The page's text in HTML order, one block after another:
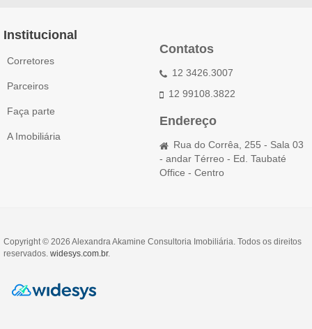
Institucional
Corretores
Parceiros
Faça parte
A Imobiliária
Contatos
12 3426.3007
12 99108.3822
Endereço
Rua do Corrêa, 255 - Sala 03
- andar Térreo - Ed. Taubaté
Office - Centro
Copyright © 2026 Alexandra Akamine Consultoria Imobiliária. Todos os direitos
reservados. widesys.com.br.